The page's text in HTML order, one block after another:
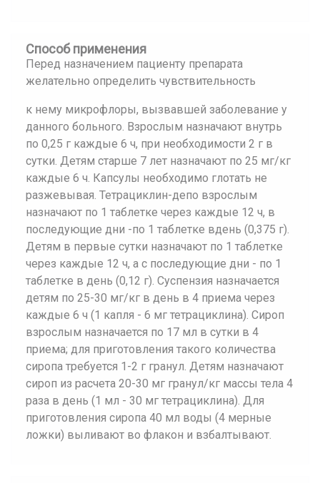
Способ применения
Перед назначением пациенту препарата
желательно определить чувствительность
к нему микрофлоры, вызвавшей заболевание у
данного больного. Взрослым назначают внутрь
по 0,25 г каждые 6 ч, при необходимости 2 г в
сутки. Детям старше 7 лет назначают по 25 мг/кг
каждые 6 ч. Капсулы необходимо глотать не
разжевывая. Тетрациклин-депо взрослым
назначают по 1 таблетке через каждые 12 ч, в
последующие дни -по 1 таблетке вдень (0,375 г).
Детям в первые сутки назначают по 1 таблетке
через каждые 12 ч, а с последующие дни - по 1
таблетке в день (0,12 г). Суспензия назначается
детям по 25-30 мг/кг в день в 4 приема через
каждые 6 ч (1 капля - 6 мг тетрациклина). Сироп
взрослым назначается по 17 мл в сутки в 4
приема; для приготовления такого количества
сиропа требуется 1-2 г гранул. Детям назначают
сироп из расчета 20-30 мг гранул/кг массы тела 4
раза в день (1 мл - 30 мг тетрациклина). Для
приготовления сиропа 40 мл воды (4 мерные
ложки) выливают во флакон и взбалтывают.